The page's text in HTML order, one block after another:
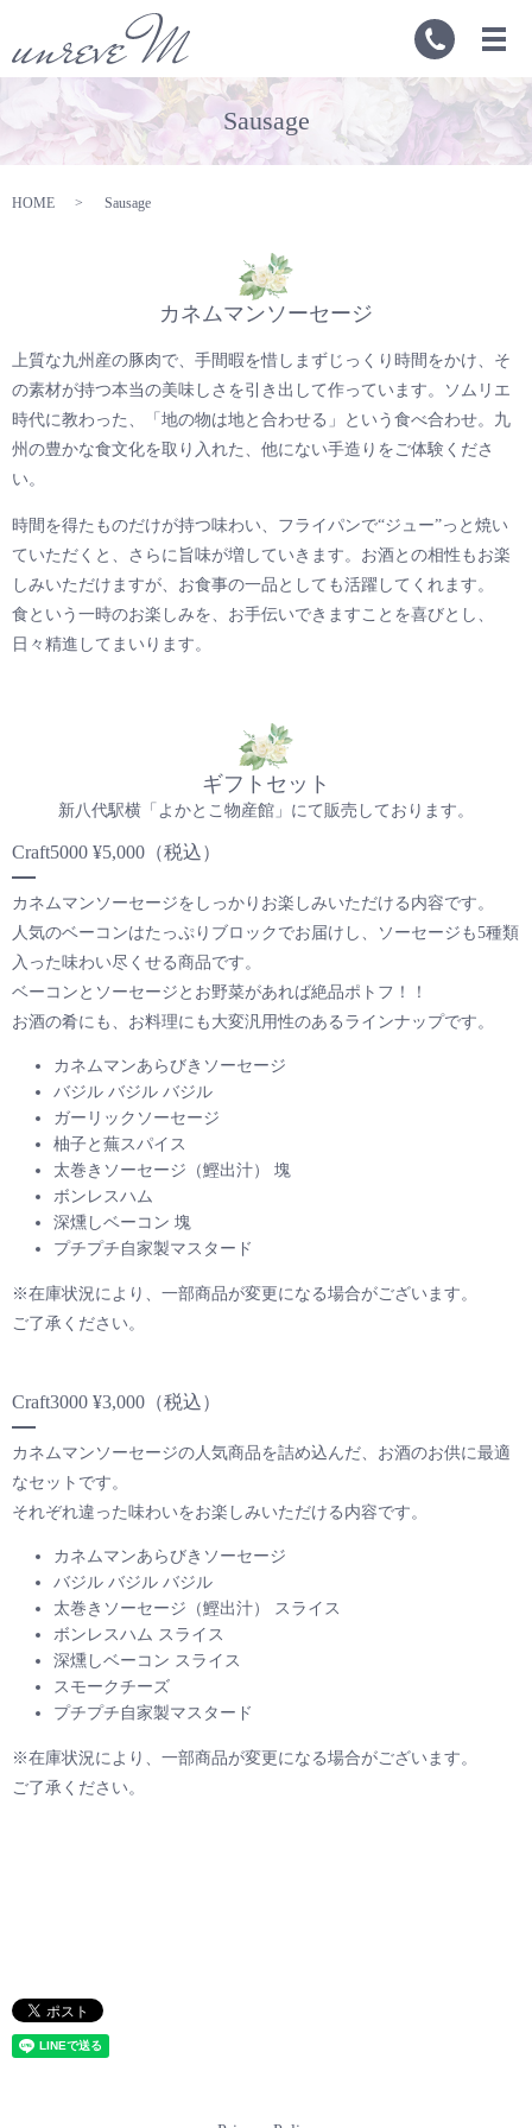
Sausage
HOME Sausage
カネムマンソーセージ
上質な九州産の豚肉で、手間暇を惜しまずじっくり時間をかけ、そ
の素材が持つ本当の美味しさを引き出して作っています。
ソムリエ
時代に教わった、「地の物は地と合わせる」という食べ合わせ。九
州の豊かな食文化を取り入れた、他にない手造りをご体験くださ
い。
時間を得たものだけが持つ味わい、フライパンで“ジュー”っと焼い
ていただくと、さらに旨味が増していきます。お酒との相性もお楽
しみいただけますが、お食事の一品としても活躍してくれます。
食という一時のお楽しみを、お手伝いできますことを喜びとし、
日々精進してまいります。
ギフトセット
新八代駅横「よかとこ物産館」にて販売しております。
Craft5000 ¥5,000（税込）
カネムマンソーセージをしっかりお楽しみいただける内容です。
人気のベーコンはたっぷりブロックでお届けし、ソーセージも5種類
入った味わい尽くせる商品です。
ベーコンとソーセージとお野菜があれば絶品ポトフ！！
お酒の肴にも、お料理にも大変汎用性のあるラインナップです。
カネムマンあらびきソーセージ
バジル バジル バジル
ガーリックソーセージ
柚子と蕪スパイス
太巻きソーセージ（鰹出汁） 塊
ボンレスハム
深燻しベーコン 塊
プチプチ自家製マスタード
※在庫状況により、一部商品が変更になる場合がございます。
ご了承ください。
Craft3000 ¥3,000（税込）
カネムマンソーセージの人気商品を詰め込んだ、お酒のお供に最適
なセットです。
それぞれ違った味わいをお楽しみいただける内容です。
カネムマンあらびきソーセージ
バジル バジル バジル
太巻きソーセージ（鰹出汁） スライス
ボンレスハム スライス
深燻しベーコン スライス
スモークチーズ
プチプチ自家製マスタード
※在庫状況により、一部商品が変更になる場合がございます。
ご了承ください。